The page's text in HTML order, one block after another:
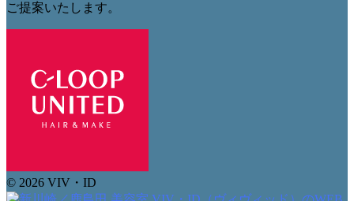
ご提案いたします。
© 2026 VIV・ID